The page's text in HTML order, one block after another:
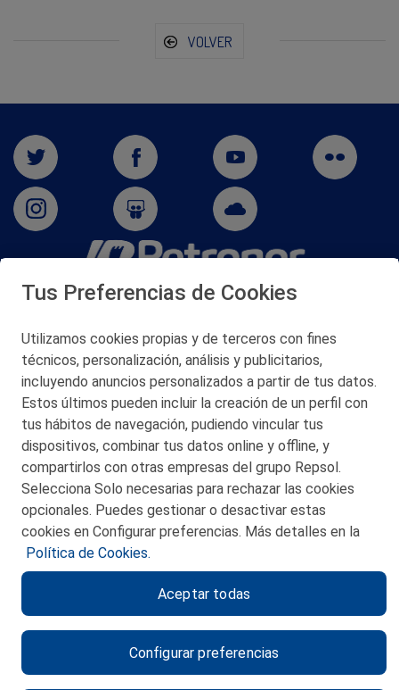
VOLVER
San Martín 5-Edificio Muñatones,
© 2026 Petronor S.A.
CONTACTO
MAPA WEB
POLITICA DE PRIVACIDAD
POLITICA DE COOKIES
CANAL DE ÉTICA
Tus Preferencias de Cookies
Utilizamos cookies propias y de terceros con fines
técnicos, personalización, análisis y publicitarios,
incluyendo anuncios personalizados a partir de tus datos.
Estos últimos pueden incluir la creación de un perfil con
tus hábitos de navegación, pudiendo vincular tus
dispositivos, combinar tus datos online y offline, y
compartirlos con otras empresas del grupo Repsol.
Selecciona Solo necesarias para rechazar las cookies
opcionales. Puedes gestionar o desactivar estas
cookies en Configurar preferencias. Más detalles en la
Política de Cookies.
Configurar preferencias
Aceptar todas